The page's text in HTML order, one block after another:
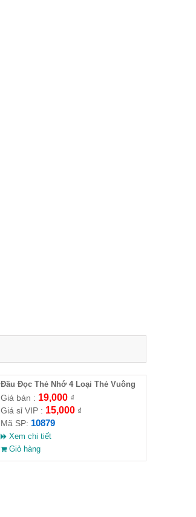
Đầu Đọc Thẻ Nhớ 4 Loại Thẻ Vuông
DT-105
Giá bán : 19,000₫
Giá sỉ VIP : 15,000₫
Mã SP: 10879
Xem chi tiết
Giỏ hàng